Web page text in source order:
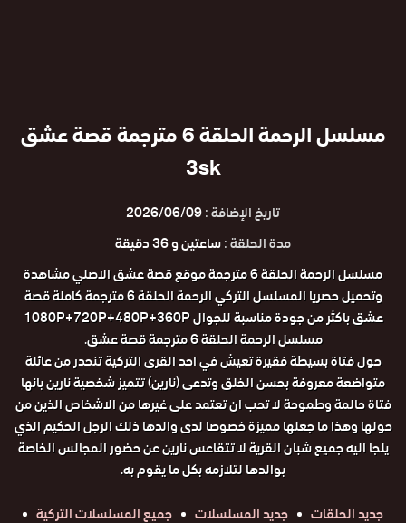
مسلسل الرحمة الحلقة 6 مترجمة قصة عشق
3sk
تاريخ الإضافة :2026/06/09
مدة الحلقة :ساعتين و 36 دقيقة
مسلسل الرحمة الحلقة 6 مترجمة موقع قصة عشق الاصلي مشاهدة
وتحميل حصريا المسلسل التركي الرحمة الحلقة 6 مترجمة كاملة قصة
عشق باكثر من جودة مناسبة للجوال 1080P+720P+480P+360P
مسلسل الرحمة الحلقة 6 مترجمة قصة عشق.
حول فتاة بسيطة فقيرة تعيش في احد القرى التركية تنحدر من عائلة
متواضعة معروفة بحسن الخلق وتدعى (نارين) تتميز شخصية نارين بانها
فتاة حالمة وطموحة لا تحب ان تعتمد على غيرها من الاشخاص الذين من
حولها وهذا ما جعلها مميزة خصوصا لدى والدها ذلك الرجل الحكيم الذي
يلجا اليه جميع شبان القرية لا تتقاعس نارين عن حضور المجالس الخاصة
بوالدها لتلازمه بكل ما يقوم به.
جديد الحلقات
جديد المسلسلات جميع المسلسلات التركية